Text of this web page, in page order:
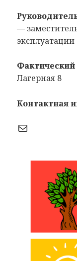
—
Фактический
Лагерная 8
Контактная
Почта